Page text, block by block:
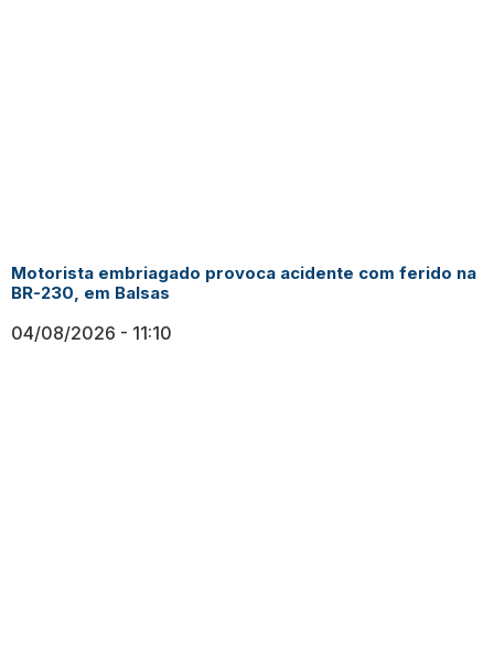
Motorista embriagado provoca acidente com ferido na
BR-230, em Balsas
04/08/2026 11:10